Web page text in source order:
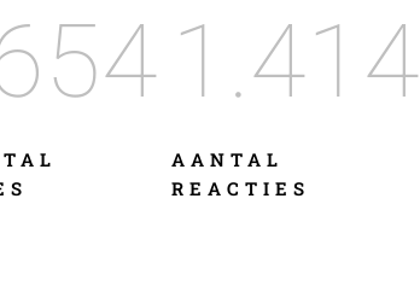
AANTAL
REACTIES
1.414